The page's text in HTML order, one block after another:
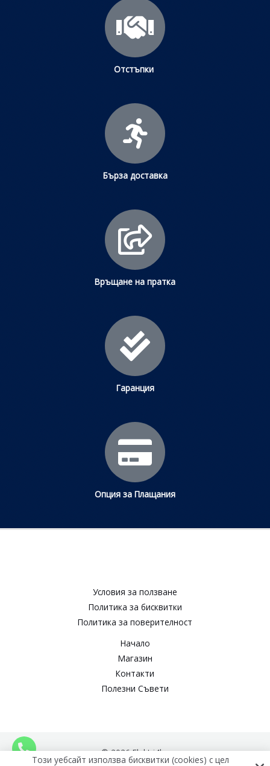
Отстъпки
Бърза доставка
Връщане на пратка
Гаранция
Опция за Плащания
Условия за ползване​
Политика за бисквитки​
Политика за поверителност​
Начало
Магазин
Контакти
Полезни Съвети
© 2026 Elektri4ko
Този уебсайт използва бисквитки (cookies) с цел